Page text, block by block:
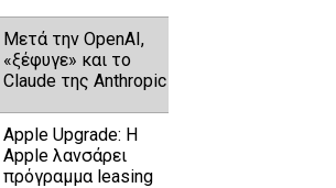
Μετά την OpenAI,
«ξέφυγε» και το
Claude της Anthropic
Apple Upgrade: Η
Apple λανσάρει
πρόγραμμα leasing